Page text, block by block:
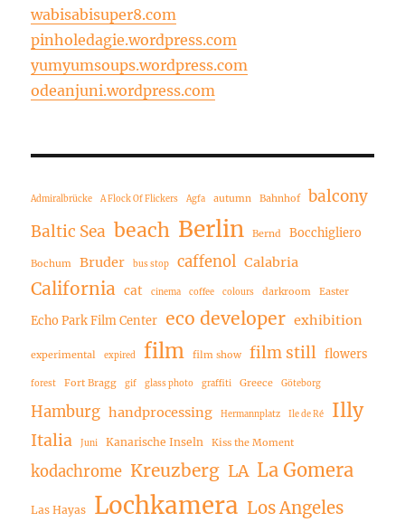
wabisabisuper8.com
pinholedagie.wordpress.com
yumyumsoups.wordpress.com
odeanjuni.wordpress.com
Admiralbrücke A Flock Of Flickers Agfa autumn Bahnhof
balcony
Baltic Sea beach Berlin Bernd Bocchigliero
Bochum Bruder bus stop caffenol Calabria
California cat cinema coffee colours darkroom Easter
Echo Park Film Center eco developer exhibition
experimental expired film film show film still flowers
forest Fort Bragg gif glass photo graffiti Greece Göteborg
Hamburg handprocessing Hermannplatz Ile de Ré Illy
Italia Juni Kanarische Inseln Kiss the Moment
kodachrome Kreuzberg LA La Gomera
Las Hayas Lochkamera Los Angeles